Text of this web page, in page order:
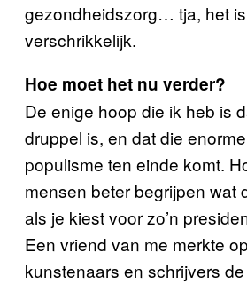
gezondheidszorg… tja, het
verschrikkelijk.
Hoe moet het nu verder?
De enige hoop die ik heb is
druppel is, en dat die
populisme ten einde komt.
mensen beter begrijpen wat
als je kiest voor zo’n
Een vriend van me merkte
kunstenaars en schrijvers